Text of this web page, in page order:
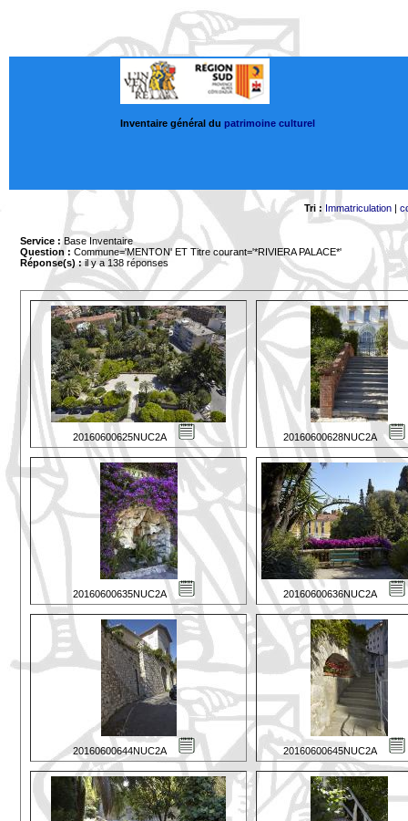
Inventaire général du patrimoine culturel
Tri : Immatriculation|
Service : Base Inventaire
Question : Commune='MENTON' ET Titre courant='*RIVIERA PALACE*'
Réponse(s) :il y a 138 réponses
20160600625NUC2A 20160600628NUC2A
20160600635NUC2A 20160600636NUC2A
20160600644NUC2A 20160600645NUC2A